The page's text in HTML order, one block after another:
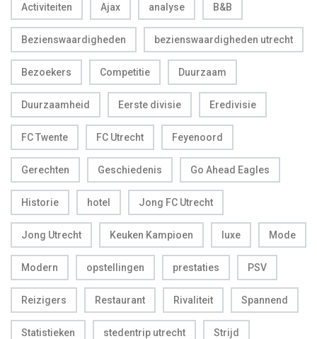
Activiteiten Ajax analyse B&B
Bezienswaardigheden bezienswaardigheden utrecht
Bezoekers Competitie Duurzaam
Duurzaamheid Eerste divisie Eredivisie
FC Twente FC Utrecht Feyenoord
Gerechten Geschiedenis Go Ahead Eagles
Historie hotel Jong FC Utrecht
Jong Utrecht Keuken Kampioen luxe Mode
Modern opstellingen prestaties PSV
Reizigers Restaurant Rivaliteit Spannend
Statistieken stedentrip utrecht Strijd